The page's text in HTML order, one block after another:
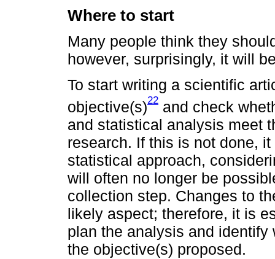
Where to start
Many people think they
however, surprisingly, it will
To start writing a scientific
objective(s)22 and check
and statistical analysis meet
research. If this is not done,
statistical approach,
will often no longer be
collection step. Changes to
likely aspect; therefore, it is
plan the analysis and
the objective(s) proposed.